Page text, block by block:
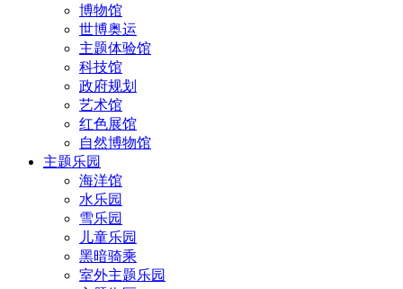
博物馆
世博奥运
主题体验馆
科技馆
政府规划
艺术馆
红色展馆
自然博物馆
主题乐园
海洋馆
水乐园
雪乐园
儿童乐园
黑暗骑乘
室外主题乐园